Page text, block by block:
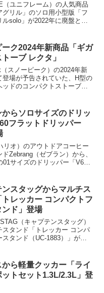
（ユニフレーム）の人気商品
グリル」のソロ用小型版「フ
ルsolo」が2022年に廃盤とな
アナウンスされました。詳細
します。
ーク2024年新商品「ギガ
ーブ レクタ」
スノーピーク）の2024年新
登場が予告されていた、H型の
ッドのコンパクトストーブ
ーヘッドで広範囲を熱せられ
です。詳細をレビューしま
らソロサイズのドリッ
フラットドリッパー
リオ）のアウトドアコーヒー
Zebrang（ゼブラン）から、
01サイズのドリッパー「V60
ンスタッグからマルチス
トレッカー コンパクトフ
ンド」登場
（キャプテンスタッグ）
スタンド「トレッカー コンパ
スタンド（UC-1883）」が登
組み合わせれば小型テーブル
えます。詳細をレビューしま
から軽量クッカー「ライ
ットセット1.3L/2.3L」登